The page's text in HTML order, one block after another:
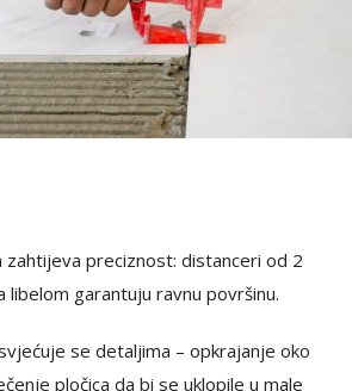
zahtijeva preciznost: distanceri od 2
libelom garantuju ravnu površinu.
se detaljima – opkrajanje oko
pločica da bi se uklopile u male